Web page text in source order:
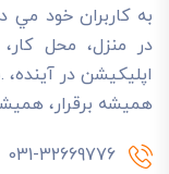
به کاربران خود مي
در منزل، محل
اپليکيشن در آينده،
هميشه برقرار،
031-32669776